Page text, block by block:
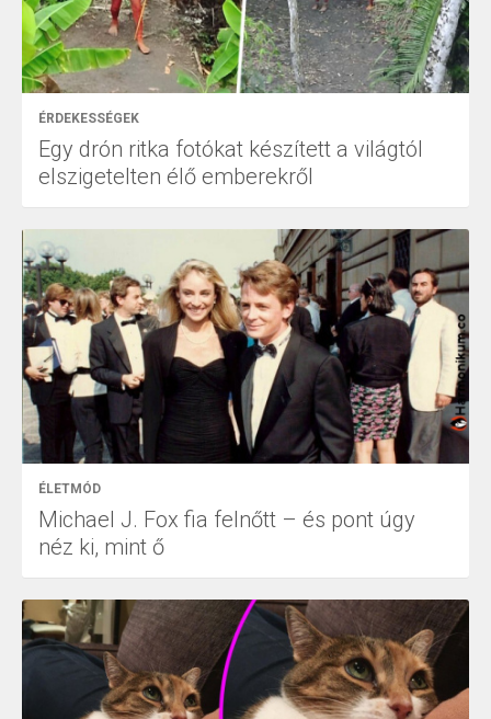
ÉRDEKESSÉGEK
Egy drón ritka fotókat készített a világtól
elszigetelten élő emberekről
ÉLETMÓD
Michael J. Fox fia felnőtt – és pont úgy
néz ki, mint ő